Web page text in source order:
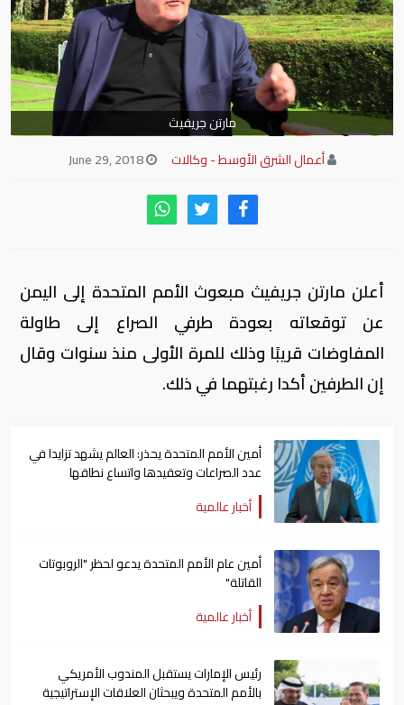
مارتن جريفيث
أعمال الشرق الأوسط - وكالات
June 29, 2018
أعلن مارتن جريفيث مبعوث الأمم المتحدة إلى اليمن
عن توقعاته بعودة طرفي الصراع إلى طاولة
المفاوضات قريبًا وذلك للمرة الأولى منذ سنوات وقال
إن الطرفين أكدا رغبتهما في ذلك.
أمين الأمم المتحدة يحذر: العالم يشهد تزايدا في
عدد الصراعات وتعقيدها واتساع نطاقها
أخبار عالمية
أمين عام الأمم المتحدة يدعو لحظر "الروبوتات
القاتلة"
أخبار عالمية
رئيس الإمارات يستقبل المندوب الأمريكي
بالأمم المتحدة ويبحثان العلاقات الإستراتيجية